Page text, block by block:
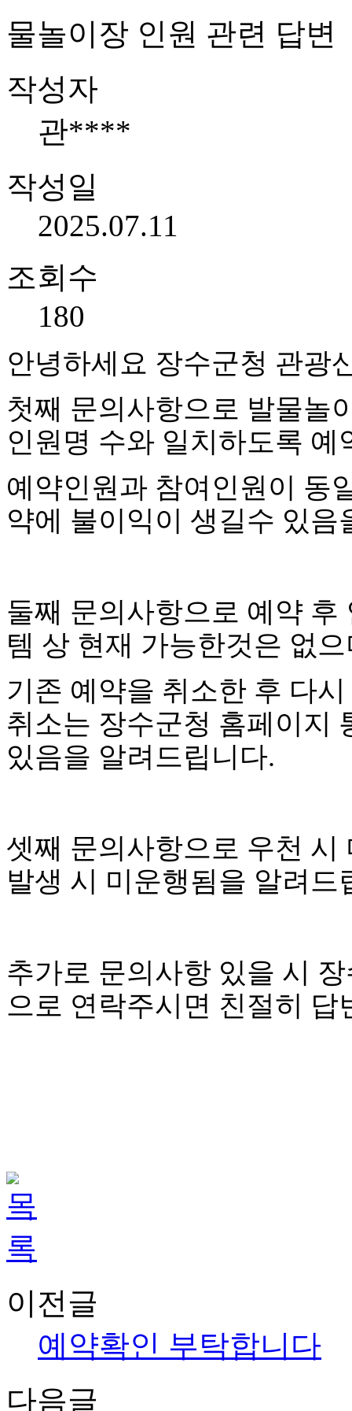
물놀이장 인원 관련 답변
작성자
관****
작성일
2025.07.11
조회수
180
안녕하세요 장수군청 관광
첫째 문의사항으로 발물놀
인원명 수와 일치하도록
예약인원과 참여인원이 동
약에 불이익이 생길수 있음
둘째 문의사항으로 예약
템 상 현재 가능한것은 없
기존 예약을 취소한 후 다
취소는 장수군청 홈페이지
있음을 알려드립니다.
셋째 문의사항으로 우천
발생 시 미운행됨을 알려드
추가로 문의사항 있을 시
으로 연락주시면 친절히
이전글
예약확인 부탁합니다
다음글